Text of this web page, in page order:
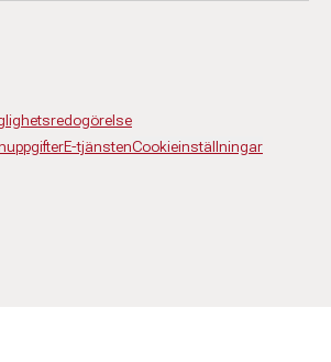
E-tjänstenCookieinställningar
linkedin